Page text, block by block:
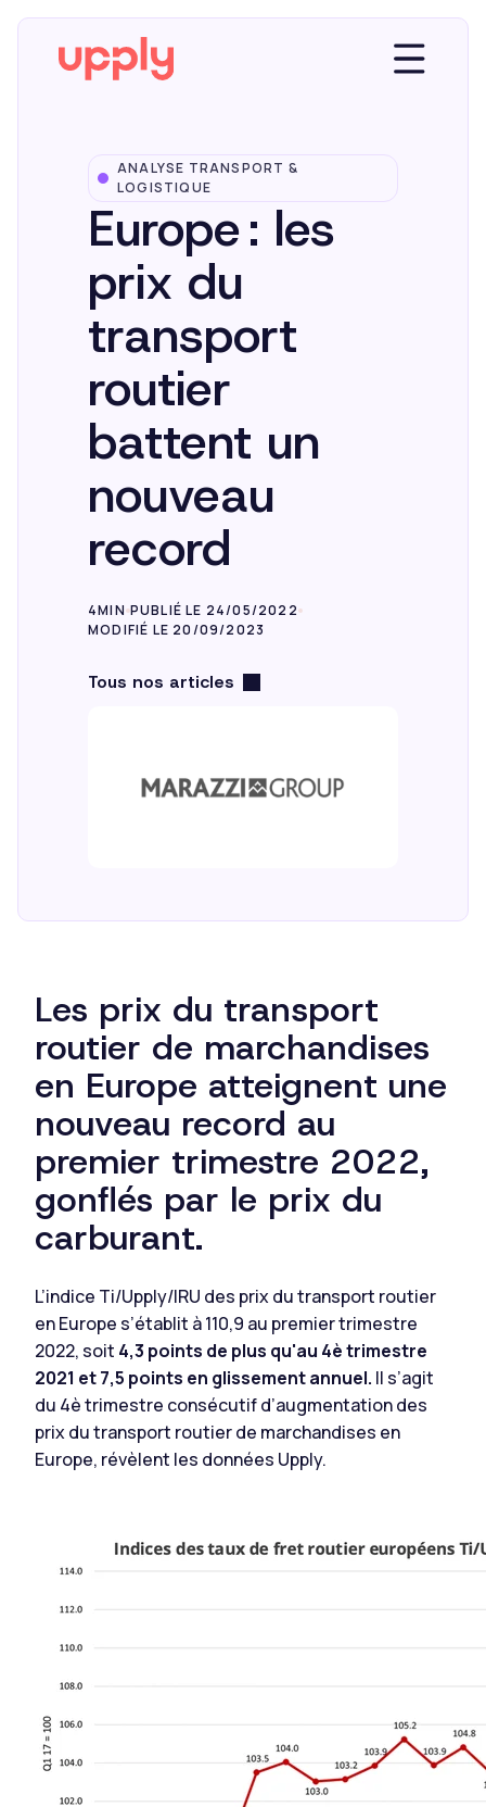
Plateforme
Market Insights
Ressources
ANALYSE TRANSPORT &
LOGISTIQUE
Europe : les
prix du
transport
routier
battent un
nouveau
record
4MIN PUBLIÉ LE 24/05/2022
MODIFIÉ LE 20/09/2023
Tous nos articles
Les prix du transport
routier de marchandises
en Europe atteignent une
nouveau record au
premier trimestre 2022,
gonflés par le prix du
carburant.
L’indice Ti/Upply/IRU des prix du transport routier
en Europe s’établit à 110,9 au premier trimestre
2022, soit 4,3 points de plus qu'au 4è trimestre
2021 et 7,5 points en glissement annuel. Il s’agit
du 4è trimestre consécutif d’augmentation des
prix du transport routier de marchandises en
Europe, révèlent les données Upply.